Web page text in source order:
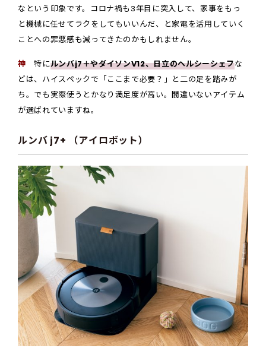
なという印象です。コロナ禍も3年目に突入して、家事をもっ
と機械に任せてラクをしてもいいんだ、と家電を活用していく
ことへの罪悪感も減ってきたのかもしれません。
神 特にルンバj7＋やダイソンV12、日立のヘルシーシェフな
どは、ハイスペックで「ここまで必要？」と二の足を踏みが
ち。でも実際使うとかなり満足度が高い。間違いないアイテム
が選ばれていますね。
ルンバ j7+ （アイロボット）